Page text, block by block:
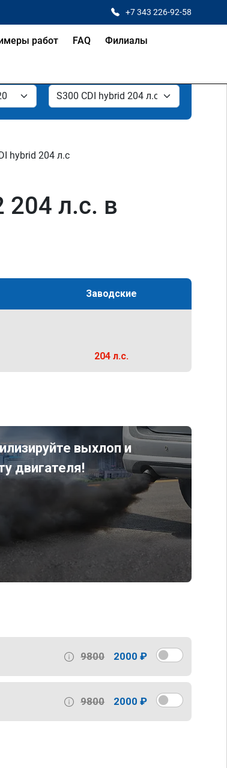
+7 343 226-92-58
работ FAQ Филиалы
hybrid 204 л.с
204 л.с. в
Заводские
204 л.с.
выхлоп и
двигателя!
9800 2000 ₽
9800 2000 ₽